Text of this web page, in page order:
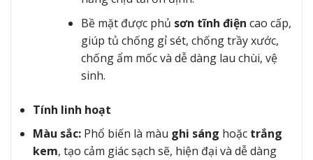
Bề mặt được phủ sơn tĩnh điện cao cấp,
giúp tủ chống gỉ sét, chống trầy xước,
chống ẩm mốc và dễ dàng lau chùi, vệ
sinh.
Tính linh hoạt
Màu sắc:Phổ biến là màu ghi sáng hoặc trắng
kem, tạo cảm giác sạch sẽ, hiện đại và dễ dàng